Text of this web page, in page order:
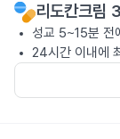
리도칸크림
성교 5~15분 전
24시간 이내에